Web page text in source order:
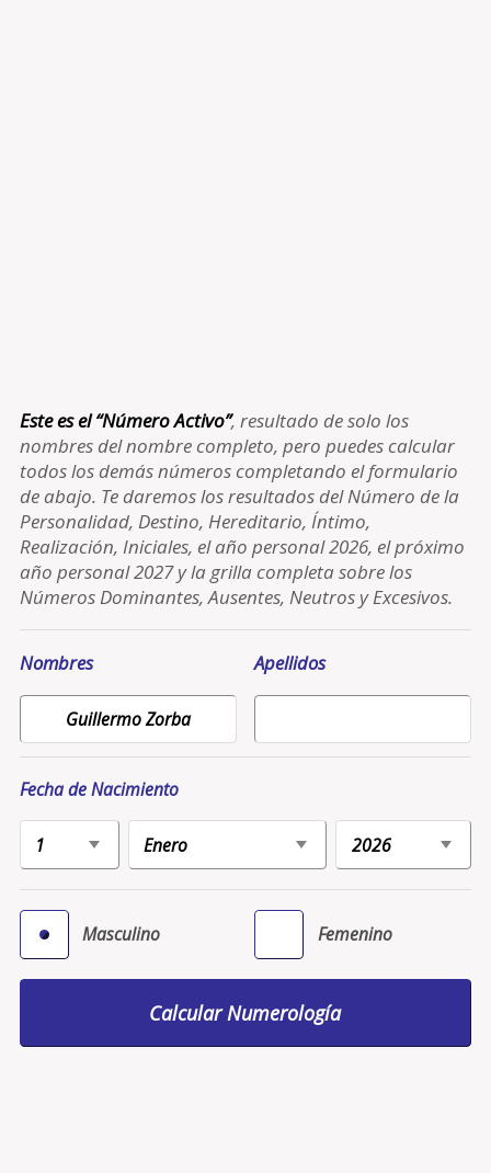
Este es el “Número Activo”, resultado de solo los
nombres del nombre completo, pero puedes calcular
todos los demás números completando el formulario
de abajo. Te daremos los resultados del Número de la
Personalidad, Destino, Hereditario, Íntimo,
Realización, Iniciales, el año personal 2026, el próximo
año personal 2027 y la grilla completa sobre los
Números Dominantes, Ausentes, Neutros y Excesivos.
Nombres Apellidos
Fecha de Nacimiento
Masculino Femenino